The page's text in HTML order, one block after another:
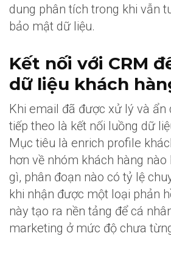
dung phân tích trong khi vẫn
bảo mật dữ liệu.
Kết nối với CRM
dữ liệu khách
Khi email đã được xử lý và ẩn
tiếp theo là kết nối luồng dữ
Mục tiêu là enrich profile
hơn về nhóm khách hàng nào
gì, phân đoạn nào có tỷ lệ
khi nhận được một loại phản
này tạo ra nền tảng để cá
marketing ở mức độ chưa